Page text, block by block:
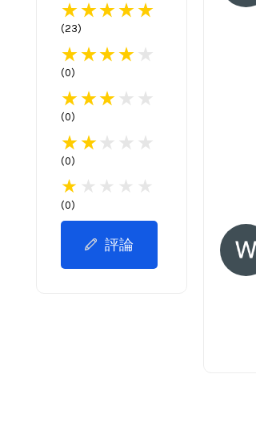
(23)
(0)
(0)
(0)
(0)
評論